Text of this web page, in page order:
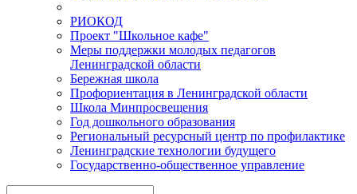
РИОКОД
Проект "Школьное кафе"
Меры поддержки молодых педагогов
Ленинградской области
Бережная школа
Профориентация в Ленинградской области
Школа Минпросвещения
Год дошкольного образования
Региональный ресурсный центр по профилактике
Ленинградские технологии будущего
Государственно-общественное управление